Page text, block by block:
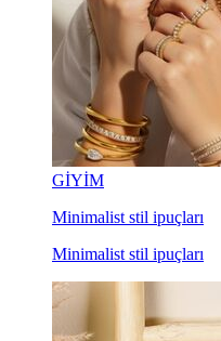
GİYİM
Minimalist stil ipuçları
Minimalist stil ipuçları